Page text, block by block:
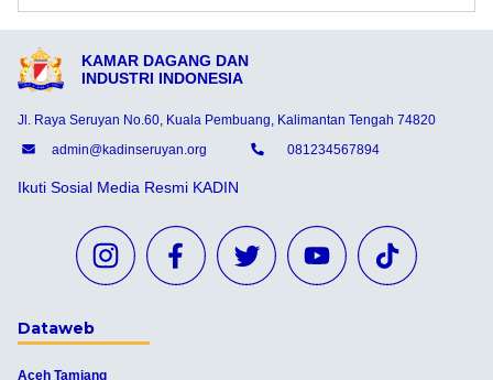
KAMAR DAGANG DAN
INDUSTRI INDONESIA
Jl. Raya Seruyan No.60, Kuala Pembuang, Kalimantan Tengah 74820
admin@kadinseruyan.org
081234567894
Ikuti Sosial Media Resmi KADIN
Dataweb
Aceh Tamiang